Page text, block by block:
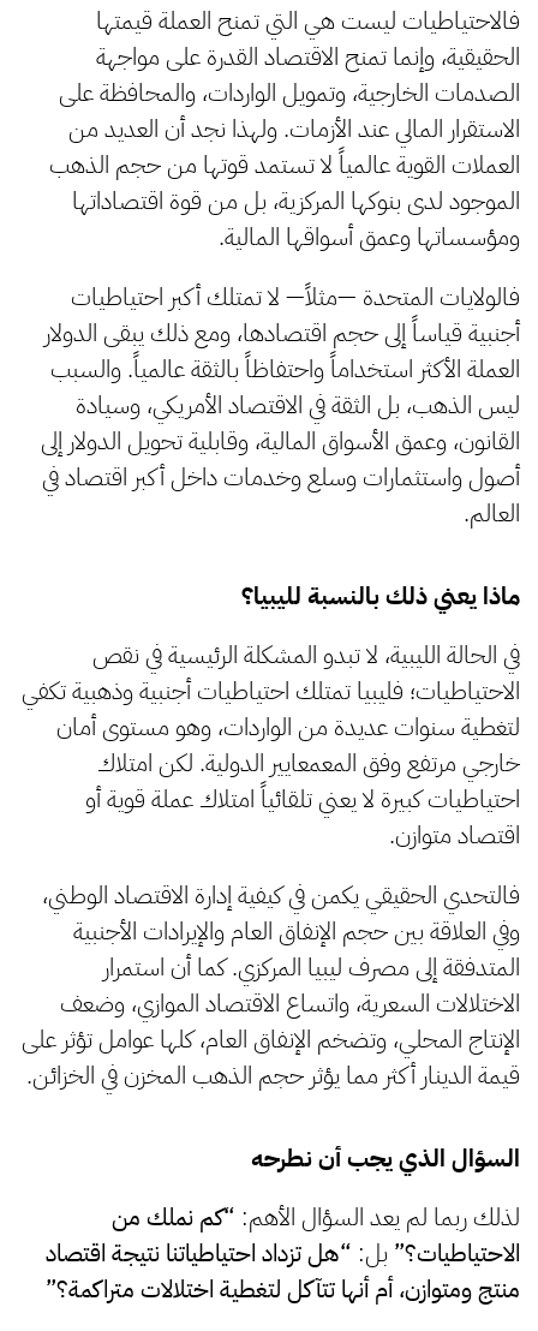
فالاحتياطيات ليست هي التي تمنح العملة قيمتها
الحقيقية، وإنما تمنح الاقتصاد القدرة على مواجهة
الصدمات الخارجية، وتمويل الواردات، والمحافظة على
الاستقرار المالي عند الأزمات. ولهذا نجد أن العديد من
العملات القوية عالمياً لا تستمد قوتها من حجم الذهب
الموجود لدى بنوكها المركزية، بل من قوة اقتصاداتها
ومؤسساتها وعمق أسواقها المالية.
فالولايات المتحدة —مثلاً— لا تمتلك أكبر احتياطيات
أجنبية قياساً إلى حجم اقتصادها، ومع ذلك يبقى الدولار
العملة الأكثر استخداماً واحتفاظاً بالثقة عالمياً. والسبب
ليس الذهب، بل الثقة في الاقتصاد الأمريكي، وسيادة
القانون، وعمق الأسواق المالية، وقابلية تحويل الدولار إلى
أصول واستثمارات وسلع وخدمات داخل أكبر اقتصاد في
العالم.
ماذا يعني ذلك بالنسبة لليبيا؟
في الحالة الليبية، لا تبدو المشكلة الرئيسية في نقص
الاحتياطيات؛ فليبيا تمتلك احتياطيات أجنبية وذهبية تكفي
لتغطية سنوات عديدة من الواردات، وهو مستوى أمان
خارجي مرتفع وفق المعمعايير الدولية. لكن امتلاك
احتياطيات كبيرة لا يعني تلقائياً امتلاك عملة قوية أو
اقتصاد متوازن.
فالتحدي الحقيقي يكمن في كيفية إدارة الاقتصاد الوطني،
وفي العلاقة بين حجم الإنفاق العام والإيرادات الأجنبية
المتدفقة إلى مصرف ليبيا المركزي. كما أن استمرار
الاختلالات السعرية، واتساع الاقتصاد الموازي، وضعف
الإنتاج المحلي، وتضخم الإنفاق العام، كلها عوامل تؤثر على
قيمة الدينار أكثر مما يؤثر حجم الذهب المخزن في الخزائن.
السؤال الذي يجب أن نطرحه
لذلك ربما لم يعد السؤال الأهم: “كم نملك من
الاحتياطيات؟” بل: “هل تزداد احتياطياتنا نتيجة اقتصاد
منتج ومتوازن، أم أنها تتآكل لتغطية اختلالات متراكمة؟”